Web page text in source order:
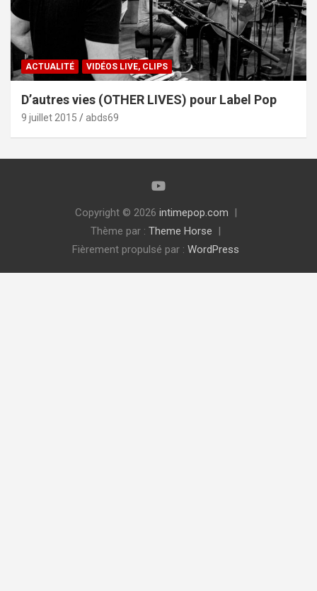
ACTUALITÉ VIDÉOS LIVE, CLIPS
D’autres vies (OTHER LIVES) pour Label Pop
9 juillet 2015 abds69
Copyright © 2026 intimepop.com
Thème par : Theme Horse
Fièrement propulsé par : WordPress